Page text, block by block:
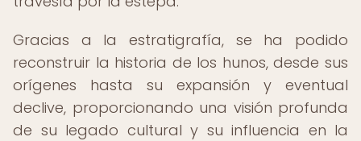
Gracias a la estratigrafía, se ha podido
reconstruir la historia de los hunos, desde sus
orígenes hasta su expansión y eventual
declive, proporcionando una visión profunda
de su legado cultural y su influencia en la